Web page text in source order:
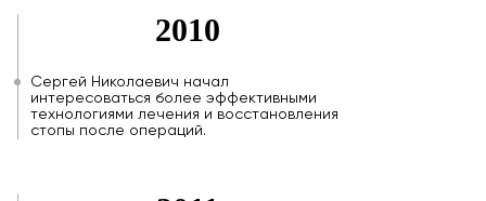
2010
Сергей Николаевич начал
интересоваться более эффективными
технологиями лечения и восстановления
стопы после операций.